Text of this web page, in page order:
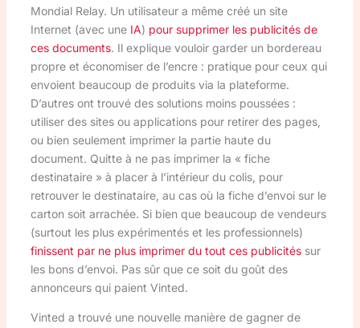
Mondial Relay. Un utilisateur a même créé un site
Internet (avec une IA) pour supprimer les publicités de
ces documents. Il explique vouloir garder un bordereau
propre et économiser de l’encre : pratique pour ceux qui
envoient beaucoup de produits via la plateforme.
D’autres ont trouvé des solutions moins poussées :
utiliser des sites ou applications pour retirer des pages,
ou bien seulement imprimer la partie haute du
document. Quitte à ne pas imprimer la « fiche
destinataire » à placer à l’intérieur du colis, pour
retrouver le destinataire, au cas où la fiche d’envoi sur le
carton soit arrachée. Si bien que beaucoup de vendeurs
(surtout les plus expérimentés et les professionnels)
finissent par ne plus imprimer du tout ces publicitéssur
les bons d’envoi. Pas sûr que ce soit du goût des
annonceurs qui paient Vinted.
Vinted a trouvé une nouvelle manière de gagner de